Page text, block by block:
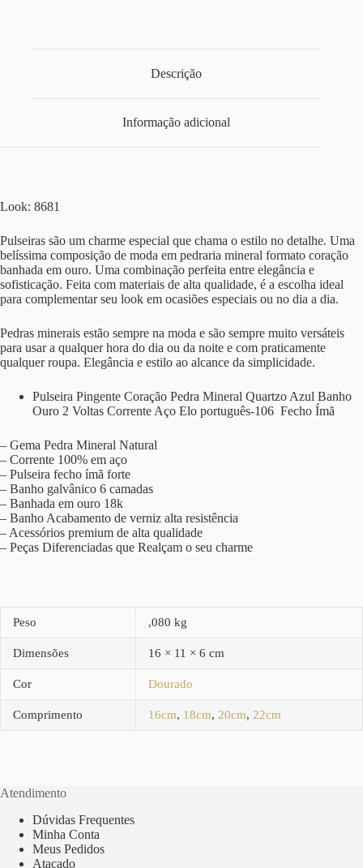
Descrição
Informação adicional
Look: 8681
Pulseiras são um charme especial que chama o estilo no detalhe. Uma
belíssima composição de moda em pedraria mineral formato coração
banhada em ouro. Uma combinação perfeita entre elegância e
sofisticação. Feita com materiais de alta qualidade, é a escolha ideal
para complementar seu look em ocasiões especiais ou no dia a dia.
Pedras minerais estão sempre na moda e são sempre muito versáteis
para usar a qualquer hora do dia ou da noite e com praticamente
qualquer roupa. Elegância e estilo ao alcance da simplicidade.
Pulseira Pingente Coração Pedra Mineral Quartzo Azul Banho
Ouro 2 Voltas Corrente Aço Elo português-106 Fecho Ímã
– Gema Pedra Mineral Natural
– Corrente 100% em aço
– Pulseira fecho ímã forte
– Banho galvânico 6 camadas
– Banhada em ouro 18k
– Banho Acabamento de verniz alta resistência
– Acessórios premium de alta qualidade
– Peças Diferenciadas que Realçam o seu charme
Peso ,080 kg
Dimensões 16 × 11 × 6 cm
Cor Dourado
Comprimento 16cm, 18cm, 20cm, 22cm
Atendimento
Dúvidas Frequentes
Minha Conta
Meus Pedidos
Atacado